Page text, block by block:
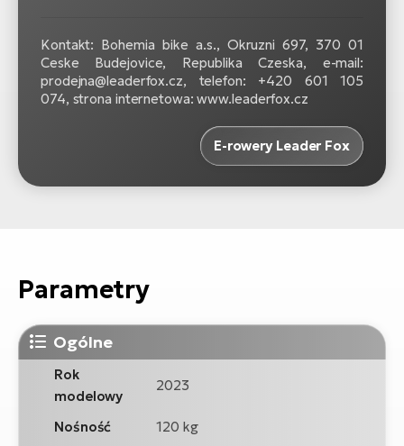
Kontakt: Bohemia bike a.s., Okruzni 697, 370 01
Ceske Budejovice, Republika Czeska, e-mail:
prodejna@leaderfox.cz, telefon: +420 601 105
074, strona internetowa: www.leaderfox.cz
E-rowery Leader Fox
Parametry
Ogólne
Rok
modelowy
2023
Nośność 120 kg